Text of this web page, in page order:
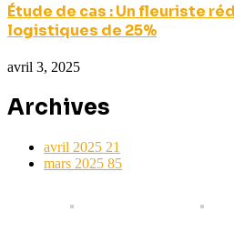
Étude de cas : Un fleuriste
logistiques de 25%
avril 3, 2025
Archives
avril 2025 21
mars 2025 85